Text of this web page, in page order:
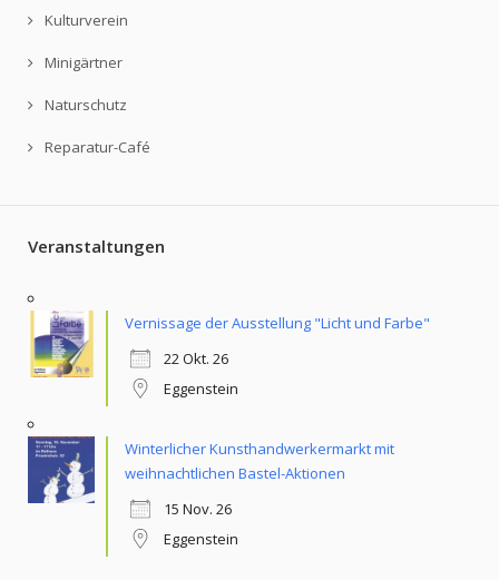
Kulturverein
Minigärtner
Naturschutz
Reparatur-Café
Veranstaltungen
Vernissage der Ausstellung "Licht und Farbe"
22 Okt. 26
Eggenstein
Winterlicher Kunsthandwerkermarkt mit
weihnachtlichen Bastel-Aktionen
15 Nov. 26
Eggenstein